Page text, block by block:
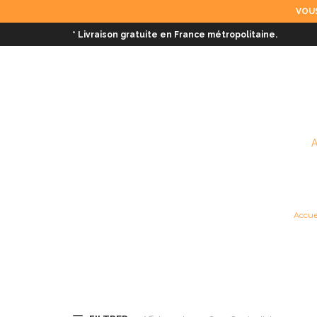
* Livraison gratuite en France métropolitaine.